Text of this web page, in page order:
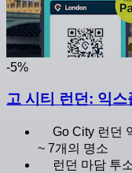
-5%
고 시티 런던: 익
Go City 런던
~ 7개의 명소
런던 마담 투